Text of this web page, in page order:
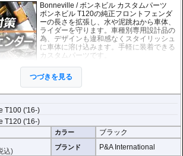
Bonneville / ボンネビル カスタムパーツ
ボンネビル T120の純正フロントフェンダ
ーの長さを拡張し、水や泥跳ねから車体、
ライダーを守ります。車種別専用設計品の
為、デザインも違和感なくスタイリッシュ
に車体に溶け込みます。手軽に装着できる
カスタムパーツです。
取付は付属の強力粘着シートを使い、簡単
に行えます。通常使用での脱落は心配あり
ませんが、取付作業の不備(洗浄、脱脂不十
ではありません。ビスまたはトリムクリップが付属し
はこれらの使用を強く推奨いたします。使用されて
証は致しかねます。
ツですか？
ロントフェンダーの長さを拡張し、水や泥跳ねから車
ます。
つづきを見る
T100 ('16-)
T120 ('16-)
カラー ブラック
込) ブランド P&A International